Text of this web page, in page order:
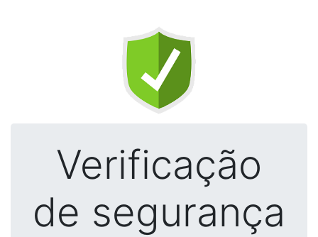
Verificação
de segurança